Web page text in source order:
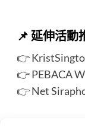
📌延伸活動
👉
👉PEBACA
👉 Net
🔍 更多泰